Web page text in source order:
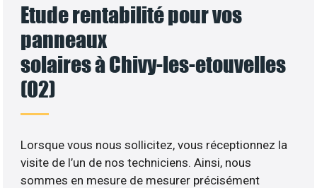
Etude rentabilité pour vos
panneaux
solaires à Chivy-les-etouvelles
(02)
Lorsque vous nous sollicitez, vous réceptionnez la
visite de l’un de nos techniciens. Ainsi, nous
sommes en mesure de mesurer précisément